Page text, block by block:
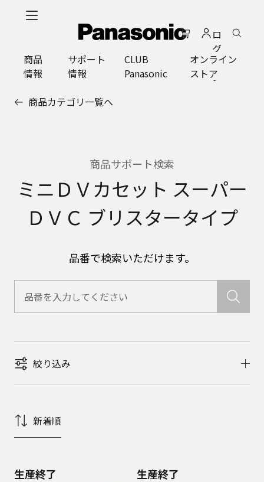
ロ
グ
イ
ン
商品
情報
サポート
情報
CLUB
Panasonic
オンライン
ストア
商品カテゴリ一覧へ
商品サポート検索
ミニＤＶカセット スーパー
ＤＶＣ ブリスタータイプ
品番で検索いただけます。
絞り込み
新着順
生産終了 生産終了